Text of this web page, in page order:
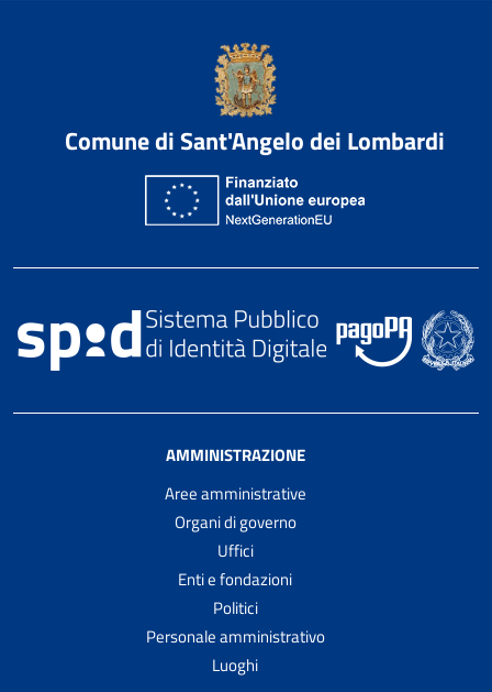
Comune di Sant'Angelo dei Lombardi
AMMINISTRAZIONE
Aree amministrative
Organi di governo
Uffici
Enti e fondazioni
Politici
Personale amministrativo
Luoghi